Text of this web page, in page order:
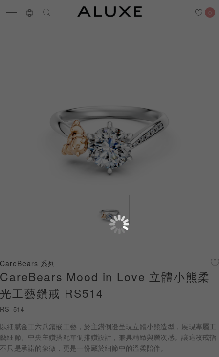
0
門市一覽
黃金金飾
關於ALUXE
最新消息
CareBears 系列
CareBears Mood in Love 立體小熊柔
光工藝鑽戒 RS514
RS_514
以細膩金工六爪鑲嵌工藝，於主鑽側邊呈現立體小熊造型，展現專屬工
藝細節。中央主鑽搭配單側排鑽設計，兼具精緻與層次感。讓這枚戒指
不只是承諾的象徵，更是一份藏於細節中的溫柔陪伴。